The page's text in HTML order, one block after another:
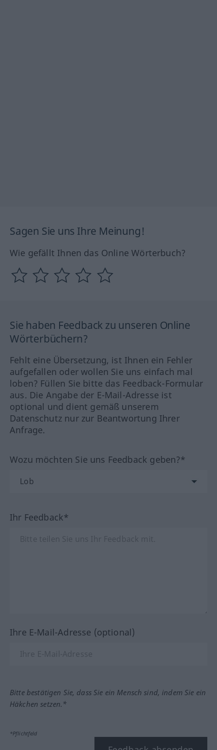
Sagen Sie uns Ihre Meinung!
Wie gefällt Ihnen das Online Wörterbuch?
Sie haben Feedback zu unseren Online
Wörterbüchern?
Fehlt eine Übersetzung, ist Ihnen ein Fehler
aufgefallen oder wollen Sie uns einfach mal
loben? Füllen Sie bitte das Feedback-Formular
aus. Die Angabe der E-Mail-Adresse ist
optional und dient gemäß unserem
Datenschutz nur zur Beantwortung Ihrer
Anfrage.
Wozu möchten Sie uns Feedback geben?*
Ihr Feedback*
Ihre E-Mail-Adresse (optional)
Bitte bestätigen Sie, dass Sie ein Mensch sind, indem Sie ein
Häkchen setzen.*
*Pflichtfeld